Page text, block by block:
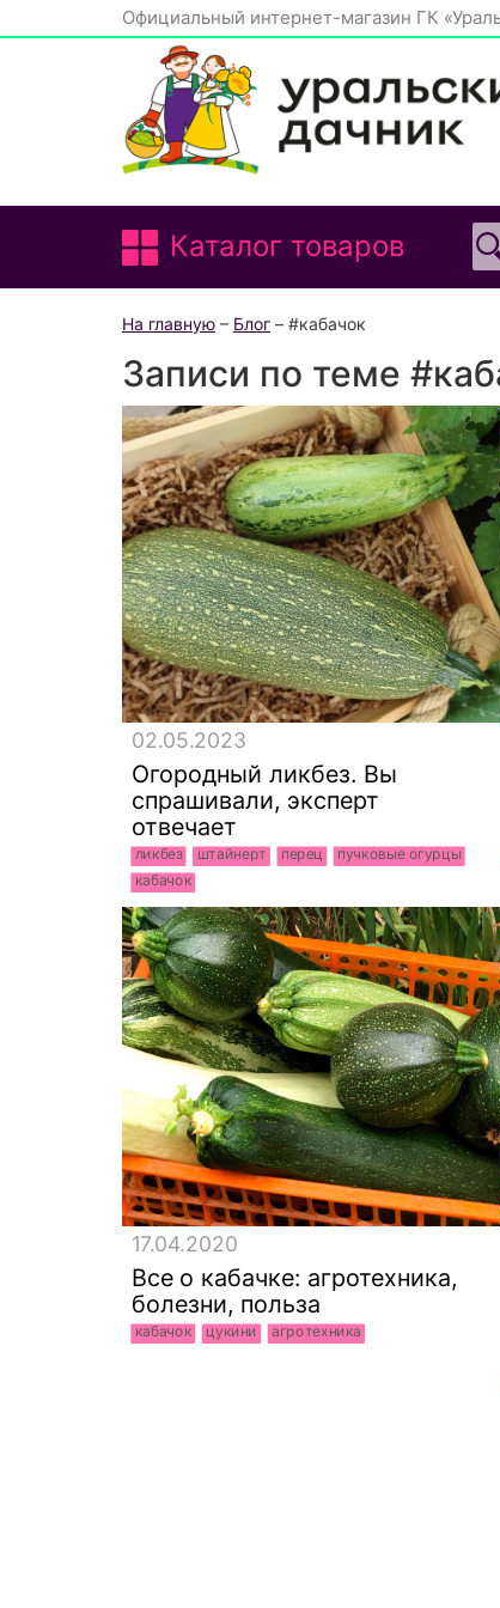
Официальный интернет-магазин ГК
Каталог товаров
На главную – Блог – #кабачок
Записи по теме
02.05.2023
Огородный ликбез. Вы
спрашивали, эксперт
отвечает
ликбез штайнерт перец
пучковые огурцы
кабачок
17.04.2020
Все о кабачке: агротехника,
болезни, польза
кабачок цукини агротехника